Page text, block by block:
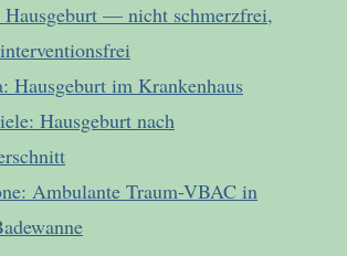
Hausgeburt — nicht schmerzfrei,
Hausgeburt im Krankenhaus
Hausgeburt nach
Ambulante Traum-VBAC in